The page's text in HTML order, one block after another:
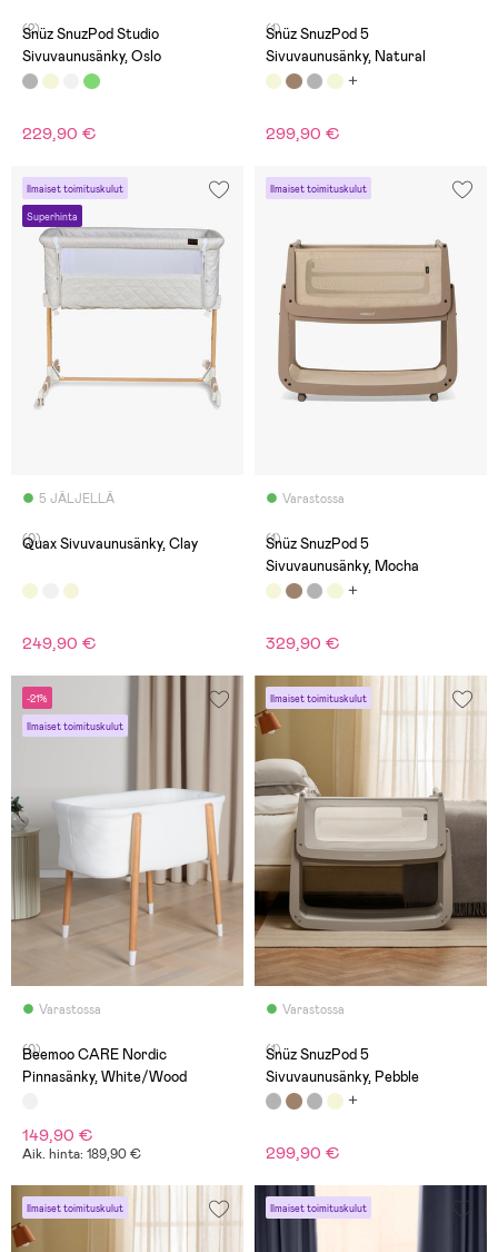
(2)
Snüz SnuzPod Studio
Sivuvaunusänky, Oslo
229,90 €
(1)
Snüz SnuzPod 5
Sivuvaunusänky, Natural
299,90 €
Ilmaiset toimituskulut
Superhinta
5 JÄLJELLÄ
(0)
Quax Sivuvaunusänky, Clay
249,90 €
Ilmaiset toimituskulut
Varastossa
(1)
Snüz SnuzPod 5
Sivuvaunusänky, Mocha
329,90 €
-21%
Ilmaiset toimituskulut
Varastossa
(0)
Beemoo CARE Nordic
Pinnasänky, White/Wood
149,90 €
Aik. hinta: 189,90 €
Ilmaiset toimituskulut
Varastossa
(1)
Snüz SnuzPod 5
Sivuvaunusänky, Pebble
299,90 €
Ilmaiset toimituskulut Ilmaiset toimituskulut